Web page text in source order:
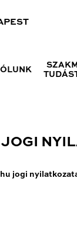
jogi